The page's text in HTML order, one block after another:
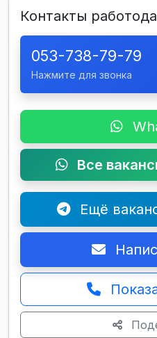
Контакты
053-738-79-79
Нажмите для звонка
Все
Ещё